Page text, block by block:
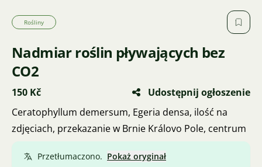
Rośliny
Nadmiar roślin pływających bez
CO2
150 Kč
Udostępnij ogłoszenie
Ceratophyllum demersum, Egeria densa, ilość na
zdjęciach, przekazanie w Brnie Královo Pole, centrum
Przetłumaczono. Pokaż oryginał